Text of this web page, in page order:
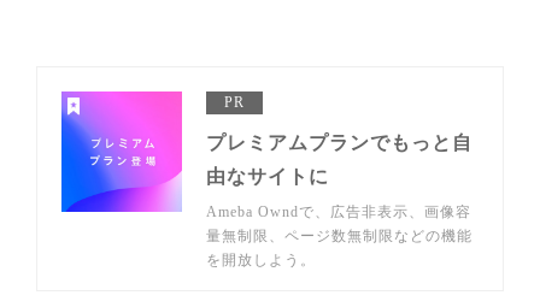
PR
プレミアムプランでもっと自
由なサイトに
Ameba Owndで、広告非表示、画像容
量無制限、ページ数無制限などの機能
を開放しよう。